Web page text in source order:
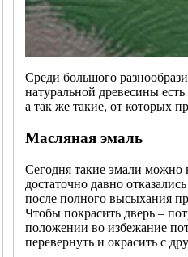
Среди большого
натуральной древесины
а так же такие, от которых
Масляная эмаль
Сегодня такие эмали можно
достаточно давно
после полного высыхания
Чтобы покрасить дверь –
положении во избежание
перевернуть и окрасить с